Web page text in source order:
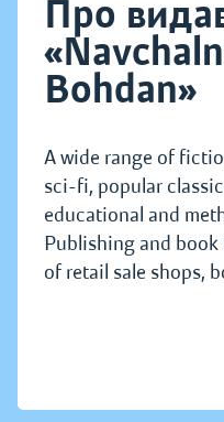
Про
Bohdan»
A wide range of
sci-fi, popular
educational and
Publishing and
of retail sale shops,